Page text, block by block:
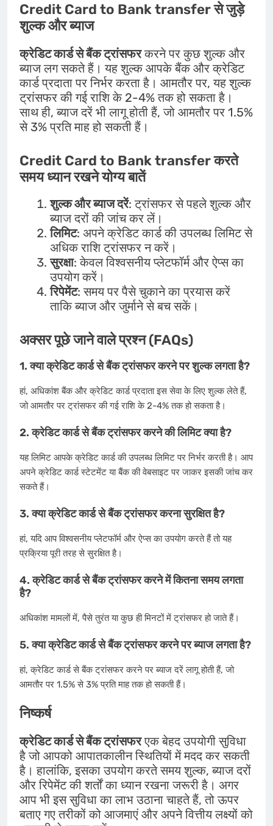
Credit Card to Bank transferसे जुड़े
शुल्क और ब्याज
क्रेडिट कार्ड से बैंक ट्रांसफरकरने पर कुछ शुल्क और
ब्याज लग सकते हैं। यह शुल्क आपके बैंक और क्रेडिट
कार्ड प्रदाता पर निर्भर करता है। आमतौर पर, यह शुल्क
ट्रांसफर की गई राशि के 2-4% तक हो सकता है।
साथ ही, ब्याज दरें भी लागू होती हैं, जो आमतौर पर 1.5%
से 3% प्रति माह हो सकती हैं।
Credit Card to Bank transferकरते
समय ध्यान रखने योग्य बातें
शुल्क और ब्याज दरें: ट्रांसफर से पहले शुल्क और
ब्याज दरों की जांच कर लें।
लिमिट: अपने क्रेडिट कार्ड की उपलब्ध लिमिट से
अधिक राशि ट्रांसफर न करें।
सुरक्षा: केवल विश्वसनीय प्लेटफॉर्म और ऐप्स का
उपयोग करें।
रिपेमेंट: समय पर पैसे चुकाने का प्रयास करें
ताकि ब्याज और जुर्माने से बच सकें।
अक्सर पूछे जाने वाले प्रश्न (FAQs)
1. क्या क्रेडिट कार्ड से बैंक ट्रांसफर करने पर शुल्क लगता है?
हां, अधिकांश बैंक और क्रेडिट कार्ड प्रदाता इस सेवा के लिए शुल्क लेते हैं,
जो आमतौर पर ट्रांसफर की गई राशि के 2-4% तक हो सकता है।
2. क्रेडिट कार्ड से बैंक ट्रांसफर करने की लिमिट क्या है?
यह लिमिट आपके क्रेडिट कार्ड की उपलब्ध लिमिट पर निर्भर करती है। आप
अपने क्रेडिट कार्ड स्टेटमेंट या बैंक की वेबसाइट पर जाकर इसकी जांच कर
सकते हैं।
3. क्या क्रेडिट कार्ड से बैंक ट्रांसफर करना सुरक्षित है?
हां, यदि आप विश्वसनीय प्लेटफॉर्म और ऐप्स का उपयोग करते हैं तो यह
प्रक्रिया पूरी तरह से सुरक्षित है।
4. क्रेडिट कार्ड से बैंक ट्रांसफर करने में कितना समय लगता
है?
अधिकांश मामलों में, पैसे तुरंत या कुछ ही मिनटों में ट्रांसफर हो जाते हैं।
5. क्या क्रेडिट कार्ड से बैंक ट्रांसफर करने पर ब्याज लगता है?
हां, क्रेडिट कार्ड से बैंक ट्रांसफर करने पर ब्याज दरें लागू होती हैं, जो
आमतौर पर 1.5% से 3% प्रति माह तक हो सकती हैं।
निष्कर्ष
क्रेडिट कार्ड से बैंक ट्रांसफरएक बेहद उपयोगी सुविधा
है जो आपको आपातकालीन स्थितियों में मदद कर सकती
है। हालांकि, इसका उपयोग करते समय शुल्क, ब्याज दरों
और रिपेमेंट की शर्तों का ध्यान रखना जरूरी है। अगर
आप भी इस सुविधा का लाभ उठाना चाहते हैं, तो ऊपर
बताए गए तरीकों को आजमाएं और अपने वित्तीय लक्ष्यों को